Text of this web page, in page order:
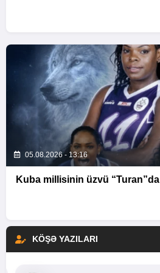
05.08.2026 - 13:16
Kuba millisinin üzvü “Turan”da
KÖŞƏ YAZILARI